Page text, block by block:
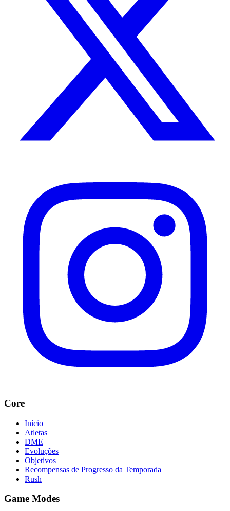
Core
Início
Atletas
DME
Evoluções
Objetivos
Recompensas de Progresso da Temporada
Rush
Game Modes